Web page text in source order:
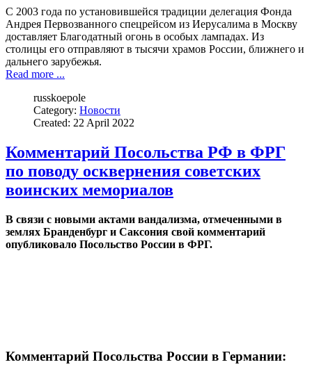
С 2003 года по установившейся традиции делегация Фонда
Андрея Первозванного спецрейсом из Иерусалима в Москву
доставляет Благодатный огонь в особых лампадах. Из
столицы его отправляют в тысячи храмов России, ближнего и
дальнего зарубежья.
Read more ...
russkoepole
Category: Новости
Created: 22 April 2022
Комментарий Посольства РФ в ФРГ
по поводу осквернения советских
воинских мемориалов
В связи с новыми актами вандализма, отмеченными в
землях Бранденбург и Саксония свой комментарий
опубликовало Посольство России в ФРГ.
Комментарий Посольства России в Германии: